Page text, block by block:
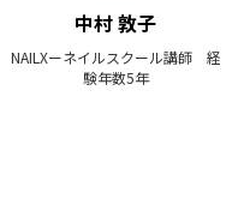
中村 敦子
NAILXーネイルスクール講師 経
験年数5年